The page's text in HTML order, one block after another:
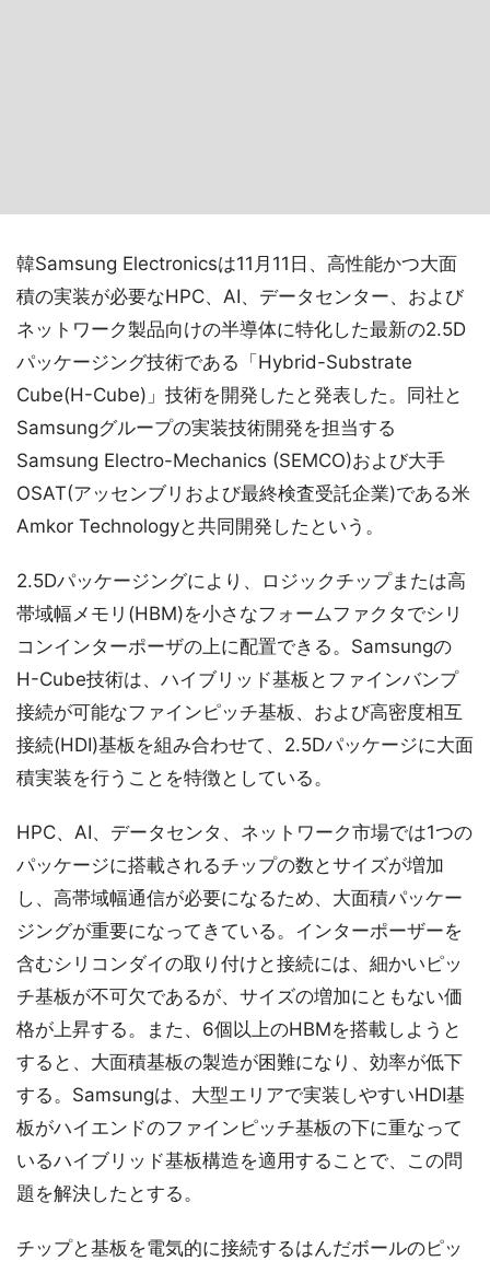
韓Samsung Electronicsは11月11日、高性能かつ大面
積の実装が必要なHPC、AI、データセンター、および
ネットワーク製品向けの半導体に特化した最新の2.5D
パッケージング技術である「Hybrid-Substrate
Cube(H-Cube)」技術を開発したと発表した。同社と
Samsungグループの実装技術開発を担当する
Samsung Electro-Mechanics (SEMCO)および大手
OSAT(アッセンブリおよび最終検査受託企業)である米
Amkor Technologyと共同開発したという。
2.5Dパッケージングにより、ロジックチップまたは高
帯域幅メモリ(HBM)を小さなフォームファクタでシリ
コンインターポーザの上に配置できる。Samsungの
H-Cube技術は、ハイブリッド基板とファインバンプ
接続が可能なファインピッチ基板、および高密度相互
接続(HDI)基板を組み合わせて、2.5Dパッケージに大面
積実装を行うことを特徴としている。
HPC、AI、データセンタ、ネットワーク市場では1つの
パッケージに搭載されるチップの数とサイズが増加
し、高帯域幅通信が必要になるため、大面積パッケー
ジングが重要になってきている。インターポーザーを
含むシリコンダイの取り付けと接続には、細かいピッ
チ基板が不可欠であるが、サイズの増加にともない価
格が上昇する。また、6個以上のHBMを搭載しようと
すると、大面積基板の製造が困難になり、効率が低下
する。Samsungは、大型エリアで実装しやすいHDI基
板がハイエンドのファインピッチ基板の下に重なって
いるハイブリッド基板構造を適用することで、この問
題を解決したとする。
チップと基板を電気的に接続するはんだボールのピッ